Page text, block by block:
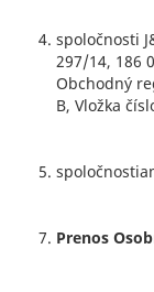
spoločnosti
297/14, 186
Obchodný
B, Vložka
Prenos